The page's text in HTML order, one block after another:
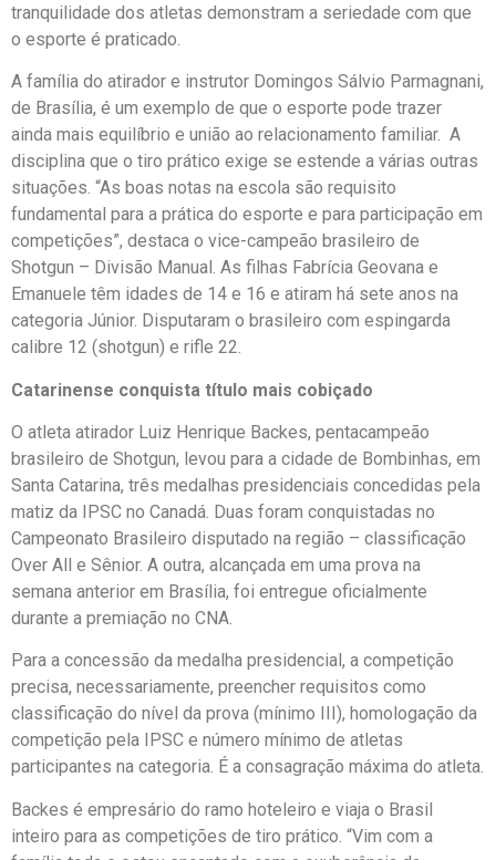
tranquilidade dos atletas demonstram a seriedade com que
o esporte é praticado.
A família do atirador e instrutor Domingos Sálvio Parmagnani,
de Brasília, é um exemplo de que o esporte pode trazer
ainda mais equilíbrio e união ao relacionamento familiar. A
disciplina que o tiro prático exige se estende a várias outras
situações. “As boas notas na escola são requisito
fundamental para a prática do esporte e para participação em
competições”, destaca o vice-campeão brasileiro de
Shotgun – Divisão Manual. As filhas Fabrícia Geovana e
Emanuele têm idades de 14 e 16 e atiram há sete anos na
categoria Júnior. Disputaram o brasileiro com espingarda
calibre 12 (shotgun) e rifle 22.
Catarinense conquista título mais cobiçado
O atleta atirador Luiz Henrique Backes, pentacampeão
brasileiro de Shotgun, levou para a cidade de Bombinhas, em
Santa Catarina, três medalhas presidenciais concedidas pela
matiz da IPSC no Canadá. Duas foram conquistadas no
Campeonato Brasileiro disputado na região – classificação
Over All e Sênior. A outra, alcançada em uma prova na
semana anterior em Brasília, foi entregue oficialmente
durante a premiação no CNA.
Para a concessão da medalha presidencial, a competição
precisa, necessariamente, preencher requisitos como
classificação do nível da prova (mínimo III), homologação da
competição pela IPSC e número mínimo de atletas
participantes na categoria. É a consagração máxima do atleta.
Backes é empresário do ramo hoteleiro e viaja o Brasil
inteiro para as competições de tiro prático. “Vim com a